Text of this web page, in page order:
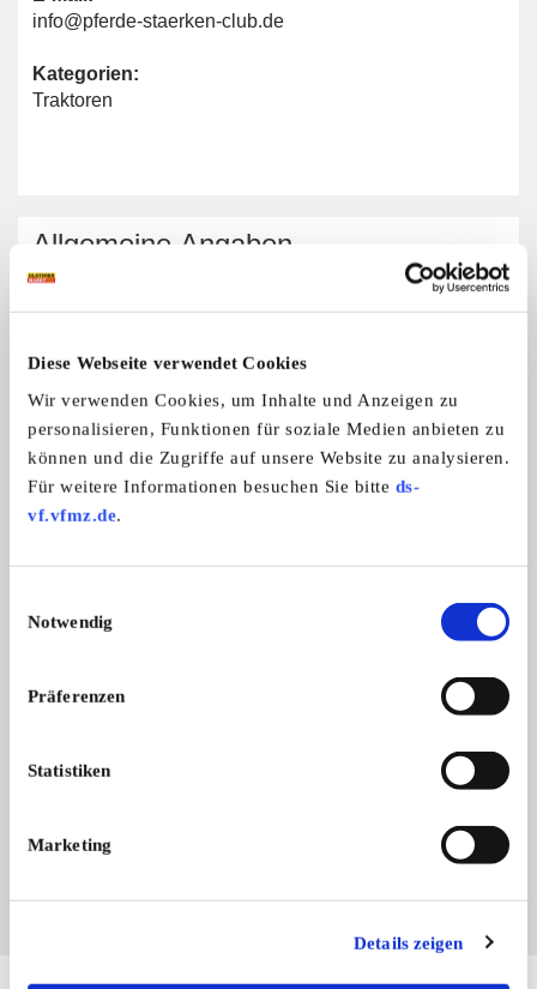
Diese Webseite verwendet Cookies
Wir verwenden Cookies, um Inhalte und Anzeigen zu
personalisieren, Funktionen für soziale Medien anbieten zu
können und die Zugriffe auf unsere Website zu analysieren.
Für weitere Informationen besuchen Sie bitte ds-
vf.vfmz.de.
Notwendig
Präferenzen
Statistiken
Marketing
Details zeigen
info@pferde-staerken-club.de
Kategorien:
Traktoren
Allgemeine Angaben
Pferde-Stärken-Club e.V. Gütersloh-
Isselhorst
Sie vertreten dieses Unternehmen? Übernehmen Sie